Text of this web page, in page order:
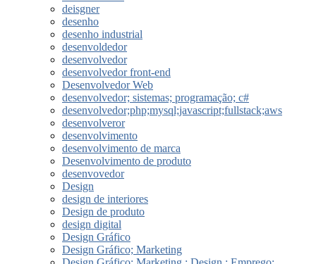
deisgner
desenho
desenho industrial
desenvoldedor
desenvolvedor
desenvolvedor front-end
Desenvolvedor Web
desenvolvedor; sistemas; programação; c#
desenvolvedor;php;mysql;javascript;fullstack;aws
desenvolveror
desenvolvimento
desenvolvimento de marca
Desenvolvimento de produto
desenvovedor
Design
design de interiores
Design de produto
design digital
Design Gráfico
Design Gráfico; Marketing